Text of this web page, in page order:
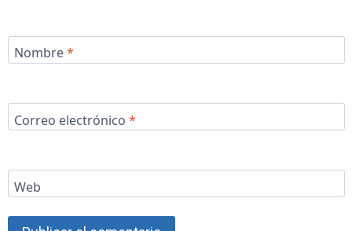
Nombre*
Correo electrónico *
Web